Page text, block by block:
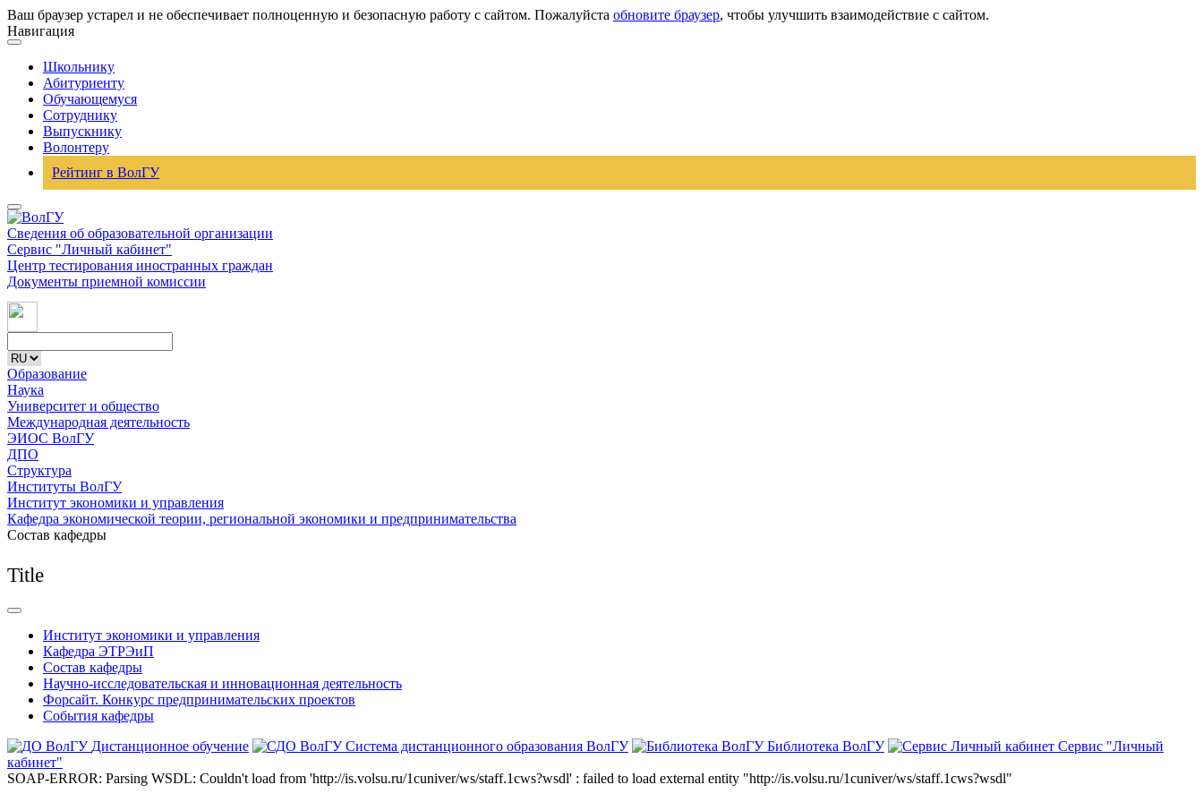
Ваш браузер устарел и не обеспечивает полноценную и безопасную работу с сайтом. Пожалуйста обновите браузер, чтобы улучшить взаимодействие с сайтом.
Навигация
Школьнику
Абитуриенту
Обучающемуся
Сотруднику
Выпускнику
Волонтеру
Рейтинг в ВолГУ
Сведения об образовательной организации
Сервис "Личный кабинет"
Центр тестирования иностранных граждан
Документы приемной комиссии
Образование
Наука
Университет и общество
Международная деятельность
ЭИОС ВолГУ
ДПО
Структура
Институты ВолГУ
Институт экономики и управления
Кафедра экономической теории, региональной экономики и предпринимательства
Состав кафедры
Title
Институт экономики и управления
Кафедра ЭТРЭиП
Состав кафедры
Научно-исследовательская и инновационная деятельность
Форсайт. Конкурс предпринимательских проектов
События кафедры
Дистанционное обучение
Система дистанционного образования ВолГУ Библиотека ВолГУ
Сервис "Личный
кабинет"
SOAP-ERROR: Parsing WSDL: Couldn't load from 'http://is.volsu.ru/1cuniver/ws/staff.1cws?wsdl' : failed to load external entity "http://is.volsu.ru/1cuniver/ws/staff.1cws?wsdl"